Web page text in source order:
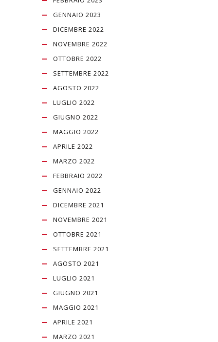
GENNAIO 2023
DICEMBRE 2022
NOVEMBRE 2022
OTTOBRE 2022
SETTEMBRE 2022
AGOSTO 2022
LUGLIO 2022
GIUGNO 2022
MAGGIO 2022
APRILE 2022
MARZO 2022
FEBBRAIO 2022
GENNAIO 2022
DICEMBRE 2021
NOVEMBRE 2021
OTTOBRE 2021
SETTEMBRE 2021
AGOSTO 2021
LUGLIO 2021
GIUGNO 2021
MAGGIO 2021
APRILE 2021
MARZO 2021